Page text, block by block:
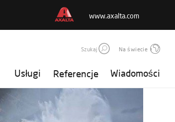
www.axalta.com
Szukaj Na świecie
Usługi Referencje Wiadomości